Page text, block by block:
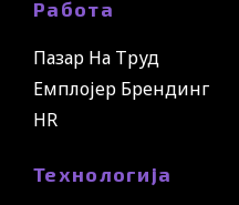
Работа
Пазар На Труд
Емплојер Брендинг
HR
Технологија